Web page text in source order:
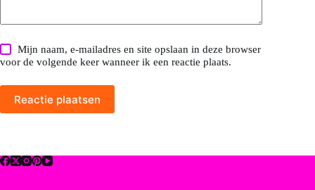
Mijn naam, e-mailadres en site opslaan in deze browser
voor de volgende keer wanneer ik een reactie plaats.
Reactie plaatsen